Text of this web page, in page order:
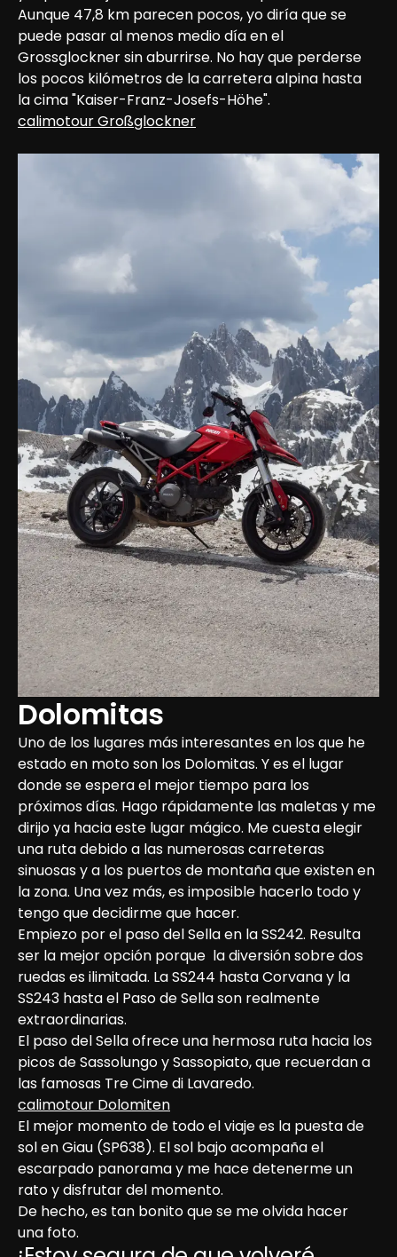
Aunque 47,8 km parecen pocos, yo diría que se
puede pasar al menos medio día en el
Grossglockner sin aburrirse. No hay que perderse
los pocos kilómetros de la carretera alpina hasta
la cima "Kaiser-Franz-Josefs-Höhe".
calimotour Großglockner
Dolomitas
Uno de los lugares más interesantes en los que he
estado en moto son los Dolomitas. Y es el lugar
donde se espera el mejor tiempo para los
próximos días. Hago rápidamente las maletas y me
dirijo ya hacia este lugar mágico. Me cuesta elegir
una ruta debido a las numerosas carreteras
sinuosas y a los puertos de montaña que existen en
la zona. Una vez más, es imposible hacerlo todo y
tengo que decidirme que hacer.
Empiezo por el paso del Sella en la SS242. Resulta
ser la mejor opción porque  la diversión sobre dos
ruedas es ilimitada. La SS244 hasta Corvana y la
SS243 hasta el Paso de Sella son realmente
extraordinarias.
El paso del Sella ofrece una hermosa ruta hacia los
picos de Sassolungo y Sassopiato, que recuerdan a
las famosas Tre Cime di Lavaredo.
calimotour Dolomiten
El mejor momento de todo el viaje es la puesta de
sol en Giau (SP638). El sol bajo acompaña el
escarpado panorama y me hace detenerme un
rato y disfrutar del momento.
De hecho, es tan bonito que se me olvida hacer
una foto.